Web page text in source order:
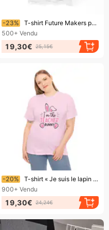
Bientôt la fin !
-23%
T-shirt Future Makers pour hommes et femmes | Cadeau idéal pour les enseignants
500+ Vendu
19,30€ 25,15€
Bientôt la fin !
-20%
T-shirt « Je suis le lapin prof » pour homme et femme | Idéal pour l'école au quotidien
900+ Vendu
19,30€ 24,24€